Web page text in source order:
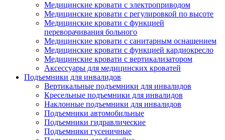
Медицинские кровати с электроприводом
Медицинские кровати с регулировкой по высоте
Медицинские кровати с функцией
переворачивания больного
Медицинские кровати с санитарным оснащением
Медицинские кровати с функцией кардиокресло
Медицинские кровати с вертикализатором
Аксессуары для медицинских кроватей
Подъемники для инвалидов
Вертикальные подъемники для инвалидов
Кресельные подъемники для инвалидов
Наклонные подъемники для инвалидов
Подъемники автомобильные
Подъемники гидравлические
Подъемники гусеничные